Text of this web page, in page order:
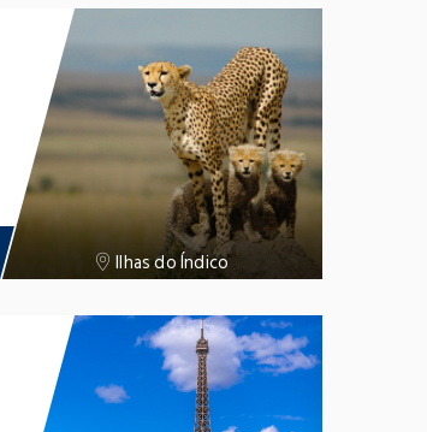
Ilhas do Índico